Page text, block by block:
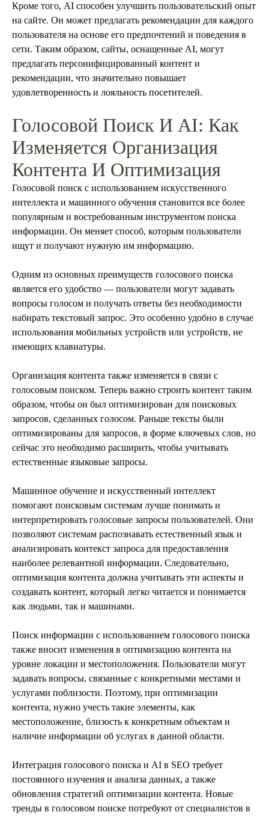
Кроме того, AI способен улучшить пользовательский опыт
на сайте. Он может предлагать рекомендации для каждого
пользователя на основе его предпочтений и поведения в
сети. Таким образом, сайты, оснащенные AI, могут
предлагать персонифицированный контент и
рекомендации, что значительно повышает
удовлетворенность и лояльность посетителей.
Голосовой Поиск И AI: Как
Изменяется Организация
Контента И Оптимизация
Голосовой поиск с использованием искусственного
интеллекта и машинного обучения становится все более
популярным и востребованным инструментом поиска
информации. Он меняет способ, которым пользователи
ищут и получают нужную им информацию.
Одним из основных преимуществ голосового поиска
является его удобство — пользователи могут задавать
вопросы голосом и получать ответы без необходимости
набирать текстовый запрос. Это особенно удобно в случае
использования мобильных устройств или устройств, не
имеющих клавиатуры.
Организация контента также изменяется в связи с
голосовым поиском. Теперь важно строить контент таким
образом, чтобы он был оптимизирован для поисковых
запросов, сделанных голосом. Раньше тексты были
оптимизированы для запросов, в форме ключевых слов, но
сейчас это необходимо расширить, чтобы учитывать
естественные языковые запросы.
Машинное обучение и искусственный интеллект
помогают поисковым системам лучше понимать и
интерпретировать голосовые запросы пользователей. Они
позволяют системам распознавать естественный язык и
анализировать контекст запроса для предоставления
наиболее релевантной информации. Следовательно,
оптимизация контента должна учитывать эти аспекты и
создавать контент, который легко читается и понимается
как людьми, так и машинами.
Поиск информации с использованием голосового поиска
также вносит изменения в оптимизацию контента на
уровне локации и местоположения. Пользователи могут
задавать вопросы, связанные с конкретными местами и
услугами поблизости. Поэтому, при оптимизации
контента, нужно учесть такие элементы, как
местоположение, близость к конкретным объектам и
наличие информации об услугах в данной области.
Интеграция голосового поиска и AI в SEO требует
постоянного изучения и анализа данных, а также
обновления стратегий оптимизации контента. Новые
тренды в голосовом поиске потребуют от специалистов в